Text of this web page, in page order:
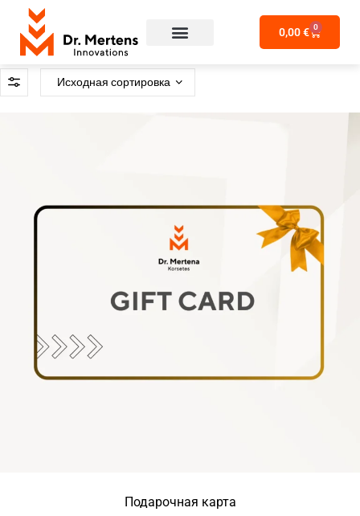
0,00€ 0
Подарочная карта